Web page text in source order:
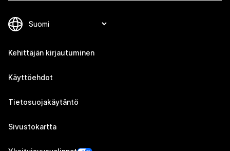
Kehittäjän kirjautuminen
Käyttöehdot
Tietosuojakäytäntö
Sivustokartta